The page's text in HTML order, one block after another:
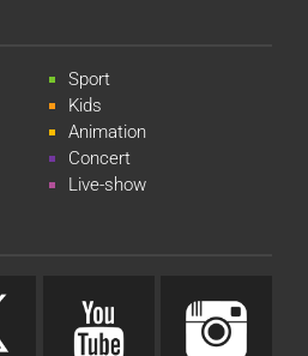
Sport
Kids
Animation
Concert
Live-show